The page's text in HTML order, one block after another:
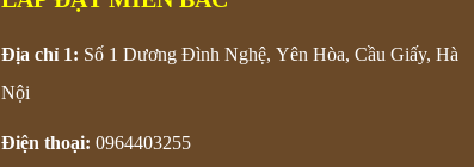
Địa chỉ 1: Số 1 Dương Đình Nghệ, Yên Hòa, Cầu Giấy, Hà
Nội
Điện thoại: 0964403255